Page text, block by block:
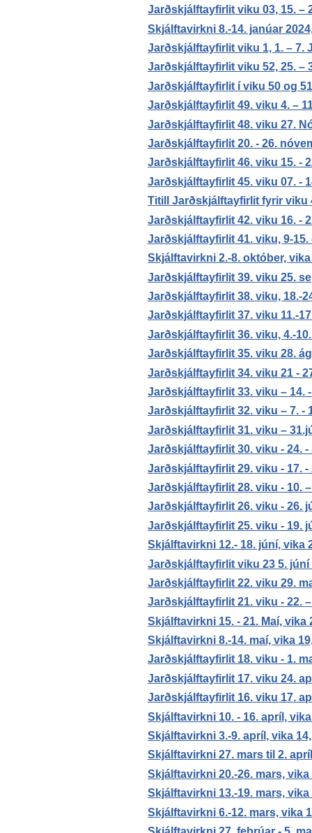
Jarðskjálftayfirlit viku 03, 15. –
Skjálftavirkni 8.-14. janúar
Jarðskjálftayfirlit viku 1, 1. – 7.
Jarðskjálftayfirlit viku 52, 25. –
Jarðskjálftayfirlit í viku 50 og
Jarðskjálftayfirlit 49. viku 4. –
Jarðskjálftayfirlit 48. viku 27.
Jarðskjálftayfirlit 20. - 26.
Jarðskjálftayfirlit 46. viku 15. -
Jarðskjálftayfirlit 45. viku 07. -
Titill Jarðskjálftayfirlit fyrir viku
Jarðskjálftayfirlit 42. viku 16. -
Jarðskjálftayfirlit 41. viku, 9-15.
Skjálftavirkni 2.-8. október, vika
Jarðskjálftayfirlit 39. viku 25.
Jarðskjálftayfirlit 38. viku, 18.-
Jarðskjálftayfirlit 37. viku 11.-
Jarðskjálftayfirlit 36. viku, 4.-
Jarðskjálftayfirlit 35. viku 28.
Jarðskjálftayfirlit 34. viku 21 -
Jarðskjálftayfirlit 33. viku – 14.
Jarðskjálftayfirlit 32. viku – 7. -
Jarðskjálftayfirlit 31. viku –
Jarðskjálftayfirlit 30. viku - 24. -
Jarðskjálftayfirlit 29. viku - 17. -
Jarðskjálftayfirlit 28. viku - 10.
Jarðskjálftayfirlit 26. viku - 26.
Jarðskjálftayfirlit 25. viku - 19.
Skjálftavirkni 12.- 18. júní, vika
Jarðskjálftayfirlit viku 23 5. júní
Jarðskjálftayfirlit 22. viku 29.
Jarðskjálftayfirlit 21. viku - 22.
Skjálftavirkni 15. - 21. Maí, vika
Skjálftavirkni 8.-14. maí, vika
Jarðskjálftayfirlit 18. viku - 1.
Jarðskjálftayfirlit 17. viku 24.
Jarðskjálftayfirlit 16. viku 17.
Skjálftavirkni 10. - 16. apríl,
Skjálftavirkni 3.-9. apríl, vika
Skjálftavirkni 27. mars til 2.
Skjálftavirkni 20.-26. mars, vika
Skjálftavirkni 13.-19. mars, vika
Skjálftavirkni 6.-12. mars, vika